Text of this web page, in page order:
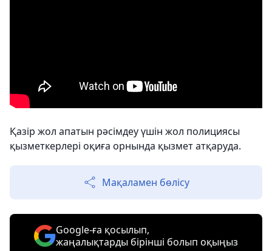
Қазір жол апатын рәсімдеу үшін жол полициясы
қызметкерлері оқиға орнында қызмет атқаруда.
Мақаламен бөлісу
Google-ға қосылып,
жаңалықтарды бірінші болып оқыңыз